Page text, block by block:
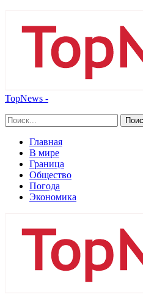
TopNews -
Главная
В мире
Граница
Общество
Погода
Экономика